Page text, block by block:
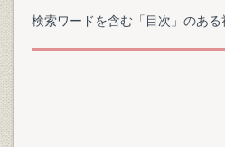
検索ワードを含む「目次」のある